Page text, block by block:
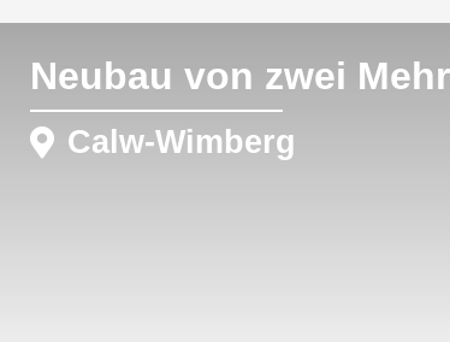
Neubau von zwei
Calw-Wimberg